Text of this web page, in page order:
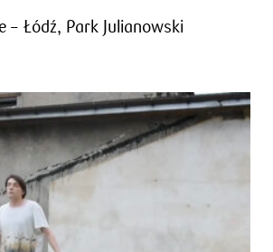
– Łódź, Park Julianowski